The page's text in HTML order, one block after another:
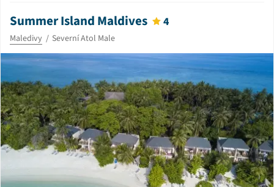
Summer Island Maldives 4
Maledivy Severní Atol Male